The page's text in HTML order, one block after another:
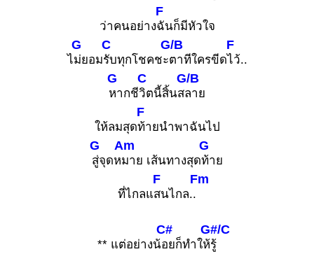
ว่าคนอย่าง
F
ฉันก็มีหัวใจ
ไ
G
ม่ยอม
C
รับทุกโชคชะ
G/B
ตาทีใครขีด
F
ไว้..
G
หากชี
C
วิตนี้สิ้นส
G/B
ลาย
ให้ลมสุด
F
ท้ายนำพาฉันไป
G
สู่จุดห
Am
มาย เส้นทางสุด
G
ท้าย
ที่ไกลแ
F
สนไกล..
Fm
** แต่อย่างน้
C#
อยก็ทำให้
G#/C
รู้